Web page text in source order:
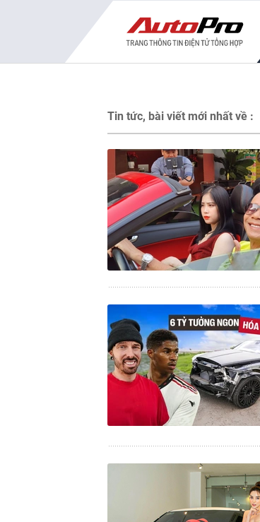
Tin tức, bài viết mới nhất về :